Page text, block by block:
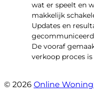
wat er speelt en
makkelijk
Updates en
De vooraf
verkoop proces
© 2026 Online